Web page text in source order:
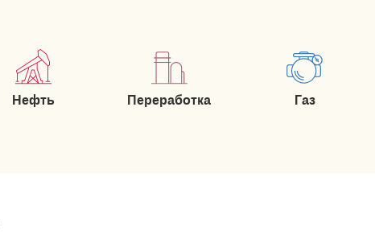
Нефть Переработка Газ